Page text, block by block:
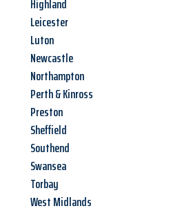
Highland
Leicester
Luton
Newcastle
Northampton
Perth & Kinross
Preston
Sheffield
Southend
Swansea
Torbay
West Midlands